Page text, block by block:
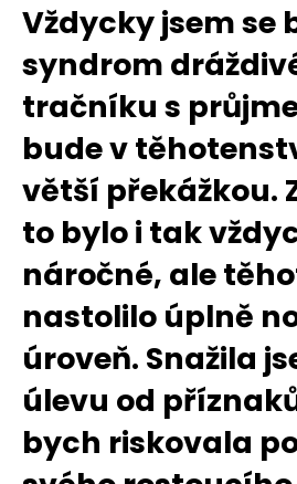
Vždycky jsem se
syndrom dráždiv
tračníku s
bude v
větší překážkou.
to bylo i tak
náročné, ale
nastolilo úplně
úroveň. Snažila
úlevu od
bych riskovala